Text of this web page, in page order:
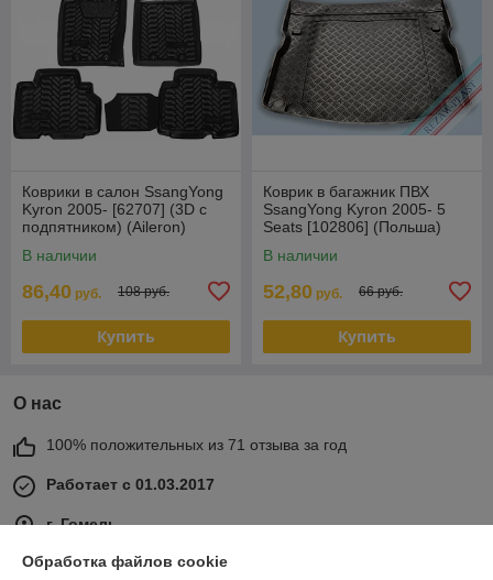
Коврики в салон SsangYong
Kyron 2005- [62707] (3D с
подпятником) (Aileron)
В наличии
86,40 руб. 108 руб.
Купить
Коврик в багажник ПВХ
SsangYong Kyron 2005- 5
Seats [102806] (Польша)
В наличии
52,80 руб. 66 руб.
Купить
О нас
100% положительных из 71 отзыва за год
Работает с 01.03.2017
г. Гомель
Обработка файлов cookie